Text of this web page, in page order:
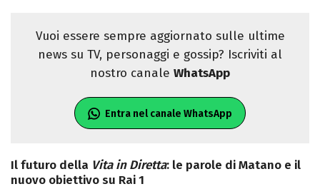
Vuoi essere sempre aggiornato sulle ultime
news su TV, personaggi e gossip? Iscriviti al
nostro canale WhatsApp
Entra nel canale WhatsApp
Il futuro della Vita in Diretta: le parole di Matano e il
nuovo obiettivo su Rai 1